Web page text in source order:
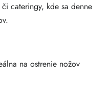
či cateringy, kde sa denne
na ostrenie nožov